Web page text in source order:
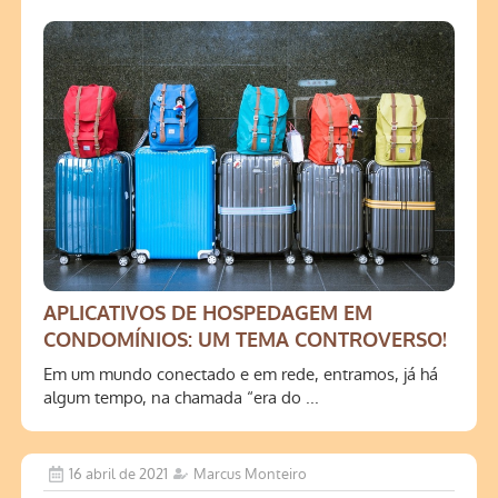
APLICATIVOS DE HOSPEDAGEM EM
CONDOMÍNIOS: UM TEMA CONTROVERSO!
Em um mundo conectado e em rede, entramos, já há
algum tempo, na chamada “era do ...
16 abril de 2021 Marcus Monteiro